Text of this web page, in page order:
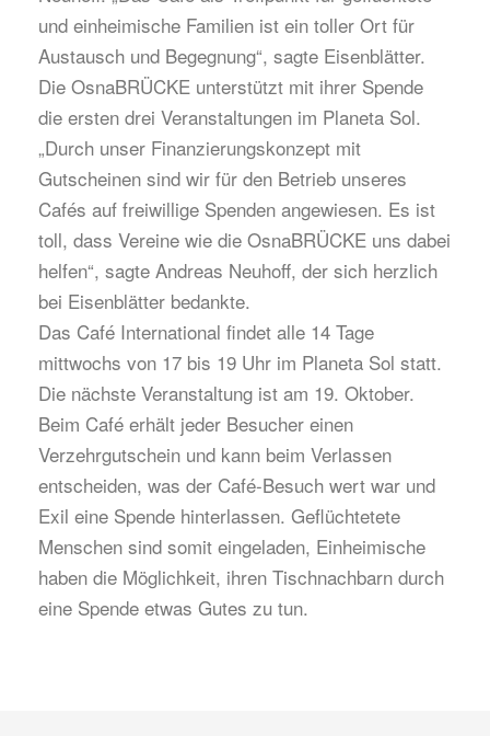
und einheimische Familien ist ein toller Ort für
Austausch und Begegnung“, sagte Eisenblätter.
Die OsnaBRÜCKE unterstützt mit ihrer Spende
die ersten drei Veranstaltungen im Planeta Sol.
„Durch unser Finanzierungskonzept mit
Gutscheinen sind wir für den Betrieb unseres
Cafés auf freiwillige Spenden angewiesen. Es ist
toll, dass Vereine wie die OsnaBRÜCKE uns dabei
helfen“, sagte Andreas Neuhoff, der sich herzlich
bei Eisenblätter bedankte.
Das Café International findet alle 14 Tage
mittwochs von 17 bis 19 Uhr im Planeta Sol statt.
Die nächste Veranstaltung ist am 19. Oktober.
Beim Café erhält jeder Besucher einen
Verzehrgutschein und kann beim Verlassen
entscheiden, was der Café-Besuch wert war und
Exil eine Spende hinterlassen. Geflüchtetete
Menschen sind somit eingeladen, Einheimische
haben die Möglichkeit, ihren Tischnachbarn durch
eine Spende etwas Gutes zu tun.